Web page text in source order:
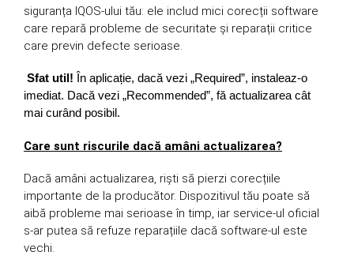
siguranța IQOS-ului tău: ele includ mici corecții software
care repară probleme de securitate și reparații critice
care previn defecte serioase.
Sfat util! În aplicație, dacă vezi „Required”, instaleaz-o
imediat. Dacă vezi „Recommended”, fă actualizarea cât
mai curând posibil.
Care sunt riscurile dacă amâni actualizarea?
Dacă amâni actualizarea, riști să pierzi corecțiile
importante de la producător. Dispozitivul tău poate să
aibă probleme mai serioase în timp, iar service-ul oficial
s-ar putea să refuze reparațiile dacă software-ul este
vechi.